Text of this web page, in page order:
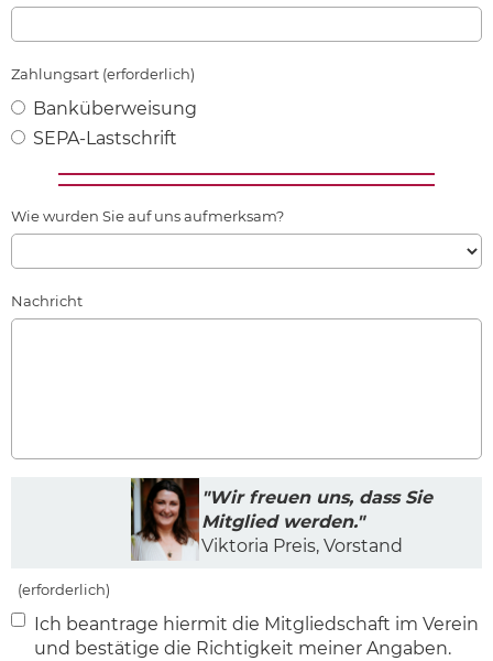
Zahlungsart (erforderlich)
Banküberweisung
SEPA-Lastschrift
Wie wurden Sie auf uns aufmerksam?
Nachricht
"Wir freuen uns, dass Sie
Mitglied werden."
Viktoria Preis, Vorstand
(erforderlich)
Ich beantrage hiermit die Mitgliedschaft im Verein
und bestätige die Richtigkeit meiner Angaben.